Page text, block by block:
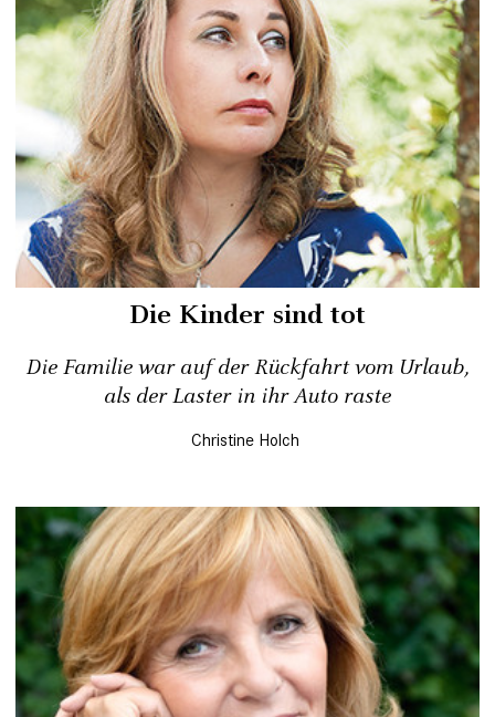
Die Kinder sind tot
Die Familie war auf der Rückfahrt vom Urlaub,
als der Laster in ihr Auto raste
Christine Holch